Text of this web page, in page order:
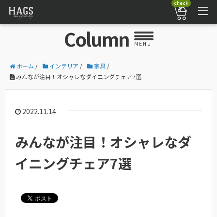
check
Column MENU
ホーム / インテリア / 家具 /
みんなが注目！オシャレなダイニングチェア7選
2022.11.14
みんなが注目！オシャレなダ
イニングチェア7選